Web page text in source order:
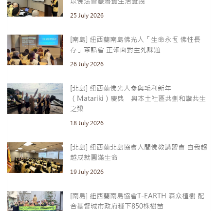
25 July 2026
[南島] 紐西蘭南島佛光人「生命永恆 佛性長
存」茶話會 正確面對生死課題
26 July 2026
[北島] 紐西蘭佛光人參與毛利新年
（Matariki）慶典 與本土社區共劃和諧共生
之槳
18 July 2026
[北島] 紐西蘭北島協會人間佛教講習會 自我超
越成就圓滿生命
19 July 2026
[南島] 紐西蘭南島協會T-EARTH 森众植樹 配
合基督城市政府種下850株樹苗